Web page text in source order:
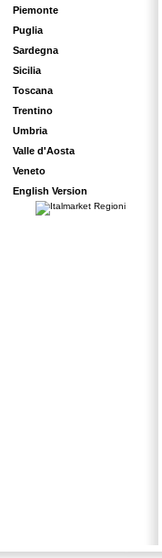
Piemonte
Puglia
Sardegna
Sicilia
Toscana
Trentino
Umbria
Valle d'Aosta
Veneto
English Version